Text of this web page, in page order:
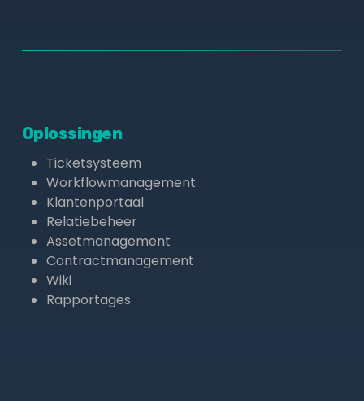
Oplossingen
Ticketsysteem
Workflowmanagement
Klantenportaal
Relatiebeheer
Assetmanagement
Contractmanagement
Wiki
Rapportages